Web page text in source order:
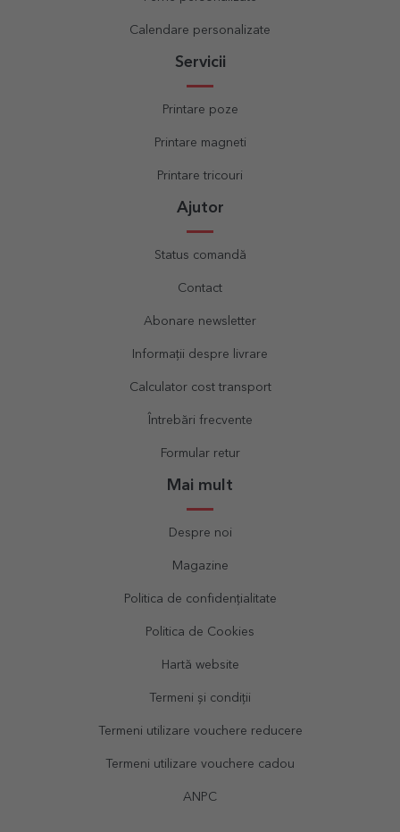
Calendare personalizate
Servicii
Printare poze
Printare magneti
Printare tricouri
Ajutor
Status comandă
Contact
Abonare newsletter
Informații despre livrare
Calculator cost transport
Întrebări frecvente
Formular retur
Mai mult
Despre noi
Magazine
Politica de confidențialitate
Politica de Cookies
Hartă website
Termeni și condiții
Termeni utilizare vouchere reducere
Termeni utilizare vouchere cadou
ANPC